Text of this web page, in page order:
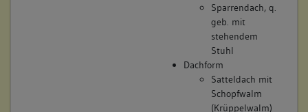
Sparrendach, q.
geb. mit
stehendem
Stuhl
Dachform
Satteldach mit
Schopfwalm
(Krüppelwalm)